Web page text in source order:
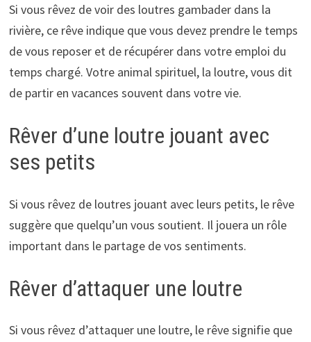
Si vous rêvez de voir des loutres gambader dans la
rivière, ce rêve indique que vous devez prendre le temps
de vous reposer et de récupérer dans votre emploi du
temps chargé. Votre animal spirituel, la loutre, vous dit
de partir en vacances souvent dans votre vie.
Rêver d’une loutre jouant avec
ses petits
Si vous rêvez de loutres jouant avec leurs petits, le rêve
suggère que quelqu’un vous soutient. Il jouera un rôle
important dans le partage de vos sentiments.
Rêver d’attaquer une loutre
Si vous rêvez d’attaquer une loutre, le rêve signifie que